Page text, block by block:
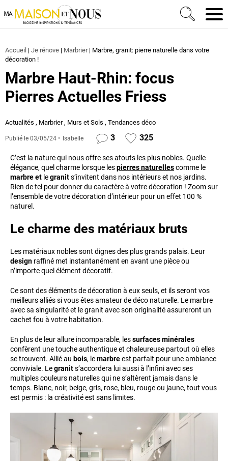
Ma Maison et Nous Construction, rénovation &
Accueil | Je rénove | Marbrier| Marbre, granit: pierre naturelle dans votre
décoration !
Marbre Haut-Rhin: focus
Pierres Actuelles Friess
Actualités , Marbrier, Murs et Sols , Tendances déco
Publié le 03/05/24 Isabelle 3 325
C’est la nature qui nous offre ses atouts les plus nobles. Quelle
élégance, quel charme lorsque lespierres naturellescomme le
marbre et legranits’invitent dans nos intérieurs et nos jardins.
Rien de tel pour donner du caractère à votre décoration ! Zoom sur
l’ensemble de votre décoration d’intérieur pour un effet 100 %
naturel.
Le charme des matériaux bruts
Les matériaux nobles sont dignes des plus grands palais. Leur
design raffiné met instantanément en avant une pièce ou
n’importe quel élément décoratif.
Ce sont des éléments de décoration à eux seuls, et ils seront vos
meilleurs alliés si vous êtes amateur de déco naturelle. Le marbre
avec sa singularité et le granit avec son originalité assureront un
cachet fou à votre habitation.
En plus de leur allure incomparable, lessurfaces minérales
confèrent une touche authentique et chaleureuse partout où elles
se trouvent. Allié au bois, lemarbreest parfait pour une ambiance
conviviale. Legranits’accordera lui aussi à l’infini avec ses
multiples couleurs naturelles qui ne s’altèrent jamais dans le
temps. Blanc, noir, beige, gris, rose, bleu, rouge ou jaune, tout vous
est permis : la créativité est sans limites.